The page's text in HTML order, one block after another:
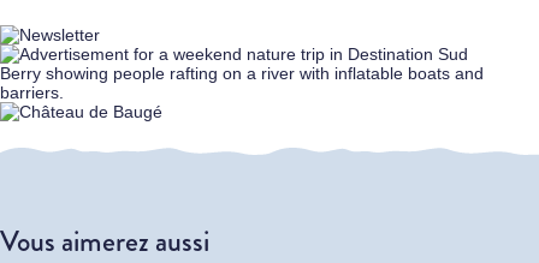
Vous aimerez aussi